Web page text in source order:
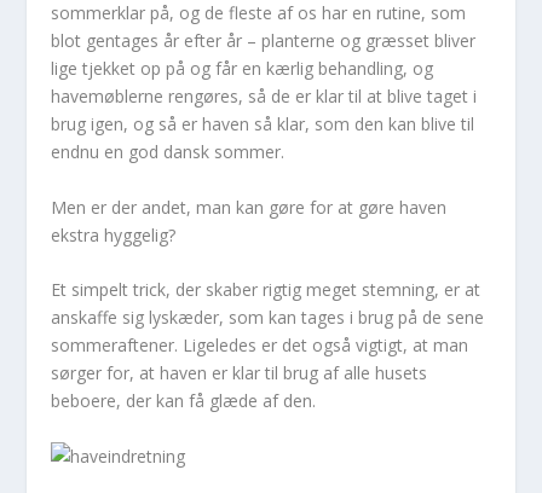
sommerklar på, og de fleste af os har en rutine, som
blot gentages år efter år – planterne og græsset bliver
lige tjekket op på og får en kærlig behandling, og
havemøblerne rengøres, så de er klar til at blive taget i
brug igen, og så er haven så klar, som den kan blive til
endnu en god dansk sommer.
Men er der andet, man kan gøre for at gøre haven
ekstra hyggelig?
Et simpelt trick, der skaber rigtig meget stemning, er at
anskaffe sig lyskæder, som kan tages i brug på de sene
sommeraftener. Ligeledes er det også vigtigt, at man
sørger for, at haven er klar til brug af alle husets
beboere, der kan få glæde af den.